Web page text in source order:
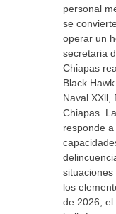
personal
se
operar un
secretaria
Chiapas
Black
Naval XXll,
Chiapas.
responde
los
de 2026, el